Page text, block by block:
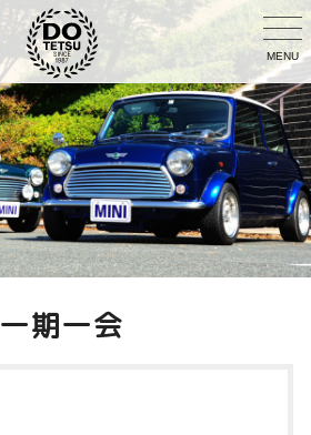
MENU
一期一会